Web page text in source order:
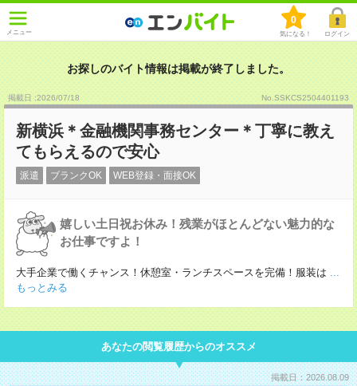
メニュー
0
気になる！ ログイン
お探しのバイト情報は掲載が終了しました。
掲載日 :2026/07/18 No.SSKCS2504401193
新横浜＊金融機関事務センター＊丁寧に教え
てもらえるので安心
派遣 ブランクOK WEB登録・面接OK
嬉しい土日祝お休み！残業がほとんどない魅力的な
お仕事ですよ！
大手企業で働くチャンス！休憩室・ランチスペースを完備！服装は ...
もっとみる
あなたの閲覧履歴からのオススメ
掲載日：2026.08.09